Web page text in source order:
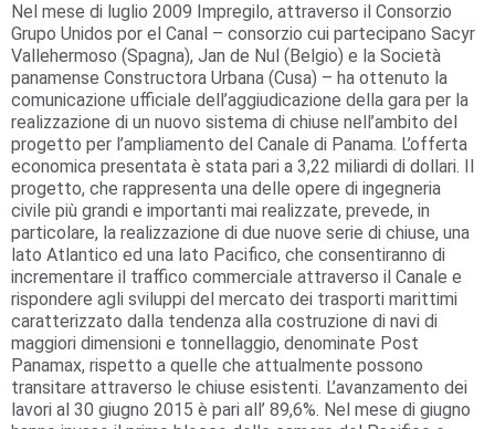
Nel mese di luglio 2009 Impregilo, attraverso il Consorzio
Grupo Unidos por el Canal – consorzio cui partecipano Sacyr
Vallehermoso (Spagna), Jan de Nul (Belgio) e la Società
panamense Constructora Urbana (Cusa) – ha ottenuto la
comunicazione ufficiale dell’aggiudicazione della gara per la
realizzazione di un nuovo sistema di chiuse nell’ambito del
progetto per l’ampliamento del Canale di Panama. L’offerta
economica presentata è stata pari a 3,22 miliardi di dollari. Il
progetto, che rappresenta una delle opere di ingegneria
civile più grandi e importanti mai realizzate, prevede, in
particolare, la realizzazione di due nuove serie di chiuse, una
lato Atlantico ed una lato Pacifico, che consentiranno di
incrementare il traffico commerciale attraverso il Canale e
rispondere agli sviluppi del mercato dei trasporti marittimi
caratterizzato dalla tendenza alla costruzione di navi di
maggiori dimensioni e tonnellaggio, denominate Post
Panamax, rispetto a quelle che attualmente possono
transitare attraverso le chiuse esistenti. L’avanzamento dei
lavori al 30 giugno 2015 è pari all’ 89,6%. Nel mese di giugno